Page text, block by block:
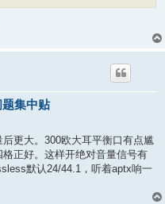
集中贴
更大。300欧大耳平衡口有点尴
正好。这样开绝对音量信号有
默认24/44.1，听着aptx响一